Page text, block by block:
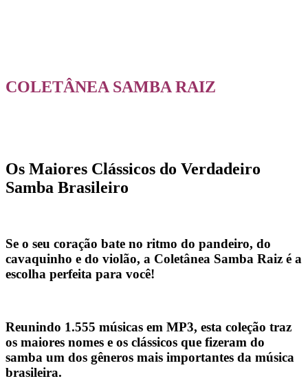
COLETÂNEA SAMBA RAIZ
Os Maiores Clássicos do Verdadeiro
Samba Brasileiro
Se o seu coração bate no ritmo do pandeiro, do
cavaquinho e do violão, a Coletânea Samba Raiz é a
escolha perfeita para você!
Reunindo 1.555 músicas em MP3, esta coleção traz
os maiores nomes e os clássicos que fizeram do
samba um dos gêneros mais importantes da música
brasileira.